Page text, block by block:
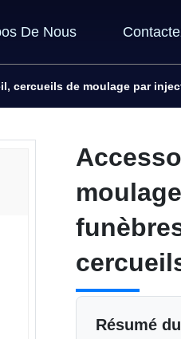
De Nous
cercueils de moulage par
Résumé